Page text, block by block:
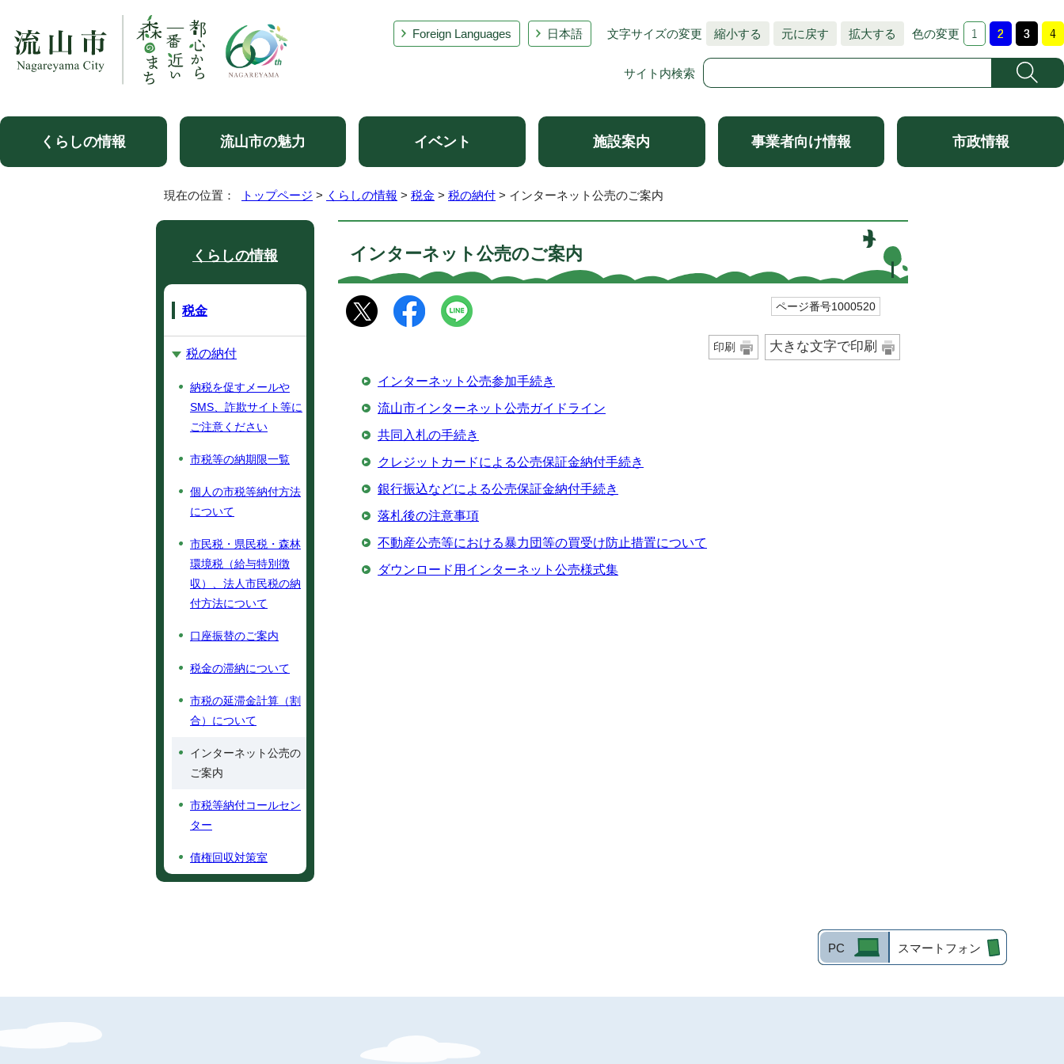
Foreign Languages 日本語 文字サイズの変更 縮小する 元に戻す 拡大する 色の変更
サイト内検索
くらしの情報 流山市の魅力 イベント 施設案内 事業者向け情報 市政情報
現在の位置： トップページ > くらしの情報 > 税金 > 税の納付 > インターネット公売のご案内
インターネット公売のご案内
ページ番号1000520
印刷 大きな文字で印刷
インターネット公売参加手続き
流山市インターネット公売ガイドライン
共同入札の手続き
クレジットカードによる公売保証金納付手続き
銀行振込などによる公売保証金納付手続き
落札後の注意事項
不動産公売等における暴力団等の買受け防止措置について
ダウンロード用インターネット公売様式集
くらしの情報
税金
税の納付
納税を促すメールや
SMS、詐欺サイト等に
ご注意ください
市税等の納期限一覧
個人の市税等納付方法
について
市民税・県民税・森林
環境税（給与特別徴
収）、法人市民税の納
付方法について
口座振替のご案内
税金の滞納について
市税の延滞金計算（割
合）について
インターネット公売の
ご案内
市税等納付コールセン
ター
債権回収対策室
PC スマートフォン